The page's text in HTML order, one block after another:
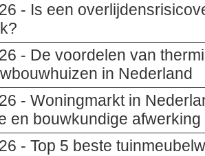
- Is een
- De voordelen van
in Nederland
- Woningmarkt in
en bouwkundige afwerking
- Top 5 beste